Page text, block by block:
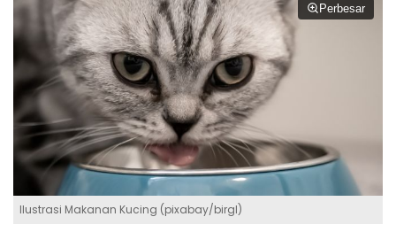
Perbesar
Ilustrasi Makanan Kucing (pixabay/birgl)